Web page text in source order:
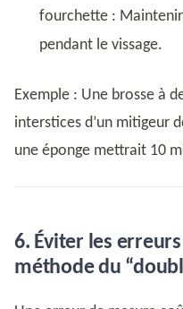
fourchette :
pendant le vissage.
Exemple : Une brosse à
interstices d’un mitigeur
une éponge mettrait 10
6. Éviter les
méthode du